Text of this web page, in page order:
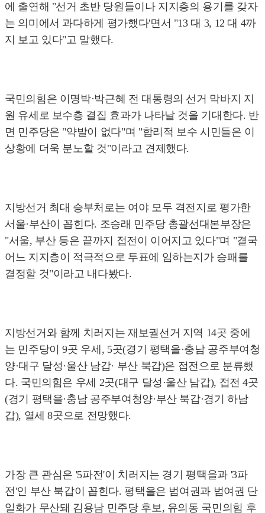
에 출연해 "선거 초반 당원들이나 지지층의 용기를 갖자
는 의미에서 과다하게 평가했다'면서 "13 대 3, 12 대 4까
지 보고 있다"고 말했다.
국민의힘은 이명박·박근혜 전 대통령의 선거 막바지 지
원 유세로 보수층 결집 효과가 나타날 것을 기대한다. 반
면 민주당은 "약발이 없다"며 "합리적 보수 시민들은 이
상황에 더욱 분노할 것"이라고 견제했다.
지방선거 최대 승부처로는 여야 모두 격전지로 평가한
서울·부산이 꼽힌다. 조승래 민주당 총괄선대본부장은
"서울, 부산 등은 끝까지 접전이 이어지고 있다"며 "결국
어느 지지층이 적극적으로 투표에 임하는지가 승패를
결정할 것"이라고 내다봤다.
지방선거와 함께 치러지는 재보궐선거 지역 14곳 중에
는 민주당이 9곳 우세, 5곳(경기 평택을·충남 공주부여청
양·대구 달성·울산 남갑· 부산 북갑)은 접전으로 분류했
다. 국민의힘은 우세 2곳(대구 달성·울산 남갑), 접전 4곳
(경기 평택을·충남 공주부여청양·부산 북갑·경기 하남
갑), 열세 8곳으로 전망했다.
가장 큰 관심은 '5파전'이 치러지는 경기 평택을과 '3파
전'인 부산 북갑이 꼽힌다. 평택을은 범여권과 범여권 단
일화가 무산돼 김용남 민주당 후보, 유의동 국민의힘 후